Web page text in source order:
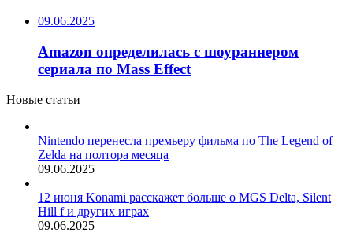
09.06.2025
Amazon определилась с шоураннером
сериала по Mass Effect
Новые статьи
Nintendo перенесла премьеру фильма по The Legend of
Zelda на полтора месяца
09.06.2025
12 июня Konami расскажет больше о MGS Delta, Silent
Hill f и других играх
09.06.2025